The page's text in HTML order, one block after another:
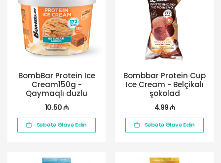
BombBar Protein Ice
Cream150g -
Qaymaqlı duzlu
karamel
10.50 ₼
Səbətə Əlavə Edin
Bombbar Protein Cup
Ice Cream - Belçikalı
şokolad
4.99 ₼
Səbətə Əlavə Edin